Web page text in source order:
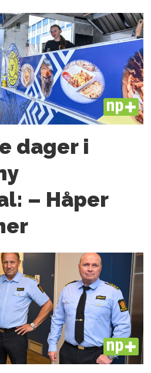
PLUS
dager i
– Håper
PLUS